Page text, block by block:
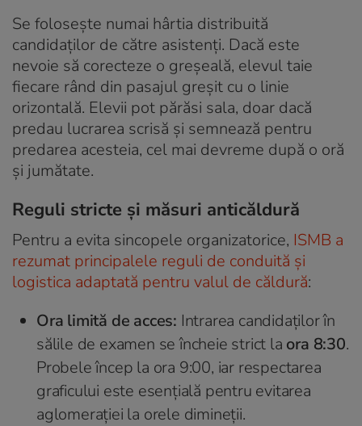
Se foloseşte numai hârtia distribuită
candidaților de către asistenţi. Dacă este
nevoie să corecteze o greșeală, elevul taie
fiecare rând din pasajul greşit cu o linie
orizontală. Elevii pot părăsi sala, doar dacă
predau lucrarea scrisă și semnează pentru
predarea acesteia, cel mai devreme după o oră
și jumătate.
Reguli stricte și măsuri anticăldură
Pentru a evita sincopele organizatorice, ISMB a
rezumat principalele reguli de conduită și
logistica adaptată pentru valul de căldură:
Ora limită de acces: Intrarea candidaților în
sălile de examen se încheie strict la ora 8:30.
Probele încep la ora 9:00, iar respectarea
graficului este esențială pentru evitarea
aglomerației la orele dimineții.